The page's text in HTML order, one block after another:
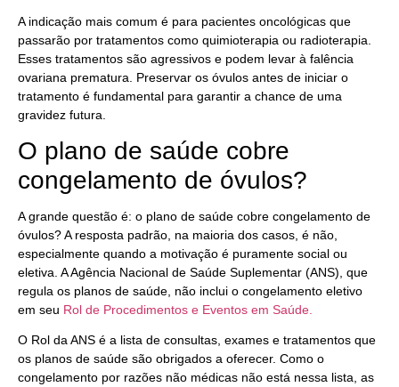
A indicação mais comum é para pacientes oncológicas que
passarão por tratamentos como quimioterapia ou radioterapia.
Esses tratamentos são agressivos e podem levar à falência
ovariana prematura. Preservar os óvulos antes de iniciar o
tratamento é fundamental para garantir a chance de uma
gravidez futura.
O plano de saúde cobre
congelamento de óvulos?
A grande questão é: o plano de saúde cobre congelamento de
óvulos? A resposta padrão, na maioria dos casos, é não,
especialmente quando a motivação é puramente social ou
eletiva. A Agência Nacional de Saúde Suplementar (ANS), que
regula os planos de saúde, não inclui o congelamento eletivo
em seu Rol de Procedimentos e Eventos em Saúde.
O Rol da ANS é a lista de consultas, exames e tratamentos que
os planos de saúde são obrigados a oferecer. Como o
congelamento por razões não médicas não está nessa lista, as